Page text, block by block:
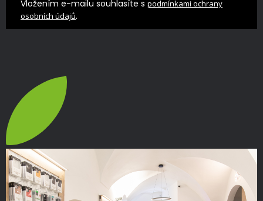
Vložením e-mailu souhlasíte s podmínkami ochrany
osobních údajů.